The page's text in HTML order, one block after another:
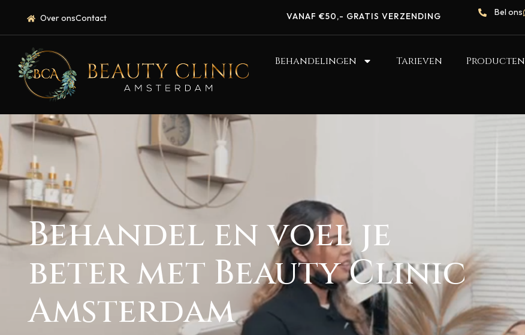
Over onsContact VANAF €50,- GRATIS VERZENDING Bel ons
Behandelingen Tarieven Producten
Behandel en voel je
beter met Beauty Clinic
Amsterdam